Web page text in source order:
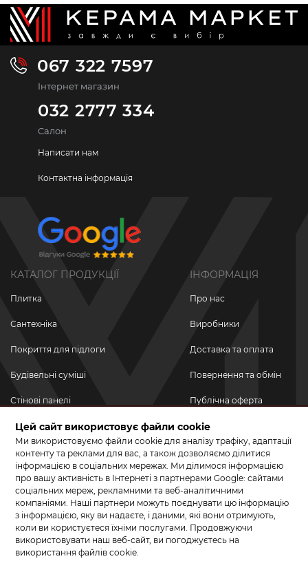
067 322 7597
Інтернет магазин
032 2777 334
Салон
Написати нам
Контактна інформація
КАТАЛОГ ПРОДУКЦІЇ
Плитка
Сантехніка
Покриття для підлоги
Будівельні суміші
Стінові панелі
Новинки
Акційні товари
Акції/Знижки
ІНФОРМАЦІЯ
Про нас
Виробники
Доставка та оплата
Повернення та обмін
Публічна оферта
Політика
конфіденційності
ПРИЄДНУЙТЕСЬ ДО НАС У СОЦМЕРЕЖАХ
Цей сайт використовує файли cookie
Ми використовуємо файли cookie для аналізу трафіку, адаптації
контенту та реклами для вас, а також дозволяємо ділитися
інформацією в соціальних мережах. Ми ділимося інформацією
про вашу активність в Інтернеті з партнерами Google: сайтами
соціальних мереж, рекламними та веб-аналітичними
компаніями. Наші партнери можуть поєднувати цю інформацію
з інформацією, яку ви надаєте, і даними, які вони отримують,
коли ви користуєтеся їхніми послугами. Продовжуючи
використовувати наш веб-сайт, ви погоджуєтесь на
використання файлів cookie.